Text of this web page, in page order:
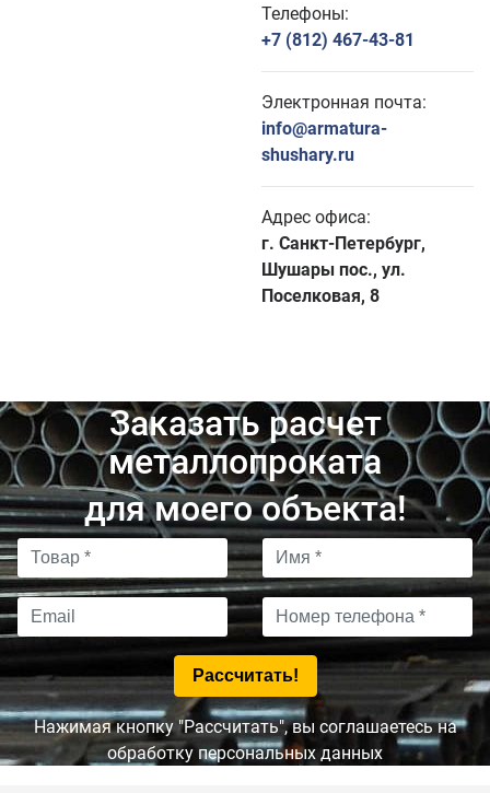
Телефоны:
+7 (812) 467-43-81
Электронная почта:
info@armatura-
shushary.ru
Адрес офиса:
г. Санкт-Петербург,
Шушары пос., ул.
Поселковая, 8
Заказать расчет
металлопроката
для моего объекта!
Нажимая кнопку "Рассчитать", вы соглашаетесь на
обработку персональных данных